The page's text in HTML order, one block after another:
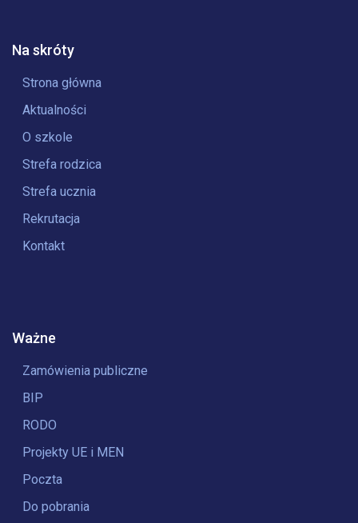
Na skróty
Strona główna
Aktualności
O szkole
Strefa rodzica
Strefa ucznia
Rekrutacja
Kontakt
Ważne
Zamówienia publiczne
BIP
RODO
Projekty UE i MEN
Poczta
Do pobrania